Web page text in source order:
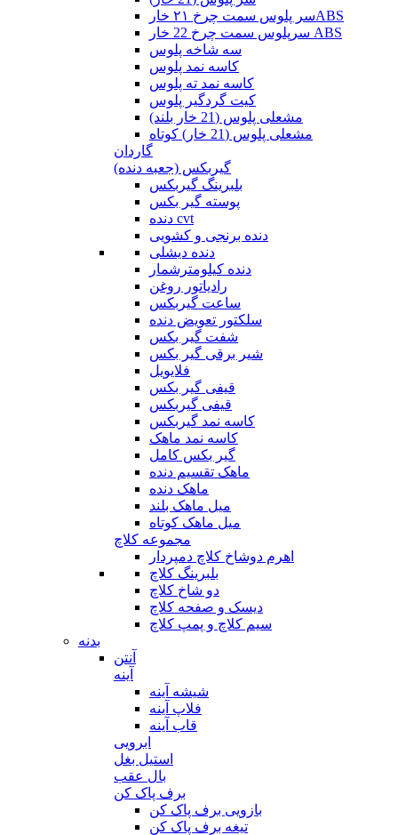
سر پلوس سمت چرخ ۲۱ خارABS
سرپلوس سمت چرخ 22 خار ABS
سه شاخه پلوس
کاسه نمد پلوس
کاسه نمد ته پلوس
کیت گردگیر پلوس
مشعلی پلوس (21 خار بلند)
مشعلی پلوس (21 خار) کوتاه
گاردان
گیربکس (جعبه دنده)
بلبرینگ گیربکس
پوسته گیر بکس
دنده cvt
دنده برنجی و کشویی
دنده دیشلی
دنده کیلومترشمار
رادیاتور روغن
ساعت گیربکس
سلکتور تعویض دنده
شفت گیر بکس
شیر برقی گیر بکس
فلایویل
قیفی گیر بکس
قیفی گیربکس
کاسه نمد گیربکس
کاسه نمد ماهک
گیر بکس کامل
ماهک تقسیم دنده
ماهک دنده
میل ماهک بلند
میل ماهک کوتاه
مجموعه کلاچ
اهرم دوشاخ کلاچ دمپردار
بلبرینگ کلاچ
دو شاخ کلاچ
دیسک و صفحه کلاچ
سیم کلاچ و پمپ کلاچ
بدنه
آنتن
آینه
شیشه آینه
فلاپ آینه
قاب آینه
ابرویی
استیل بغل
بال عقب
برف پاک کن
بازویی برف پاک کن
تیغه برف پاک کن